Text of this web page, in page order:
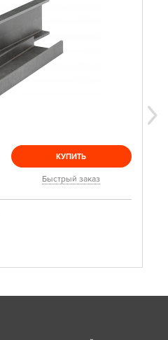
КУПИТЬ
Быстрый заказ